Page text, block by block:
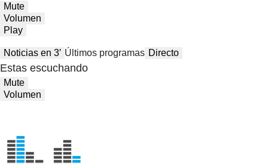
Mute
Volumen
Play
Noticias en 3′ Últimos programas Directo
Estas escuchando
Mute
Volumen